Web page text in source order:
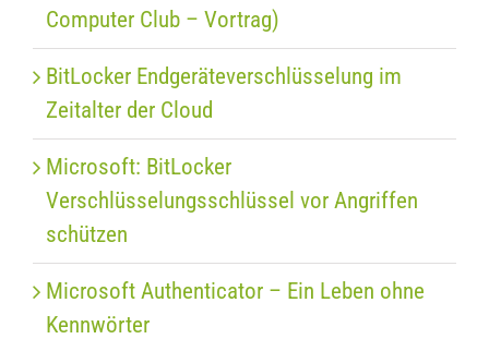
Computer Club – Vortrag)
BitLocker Endgeräteverschlüsselung im
Zeitalter der Cloud
Microsoft: BitLocker
Verschlüsselungsschlüssel vor Angriffen
schützen
Microsoft Authenticator – Ein Leben ohne
Kennwörter